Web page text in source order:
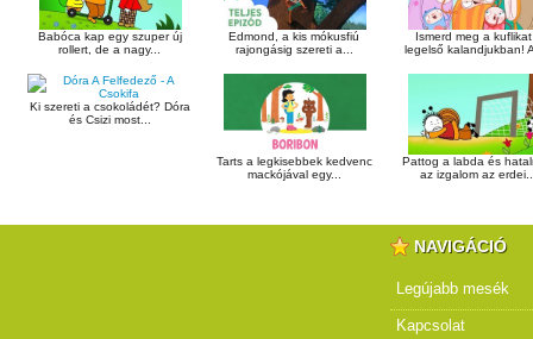
Babóca kap egy szuper új
rollert, de a nagy...
Edmond, a kis mókusfiú
rajongásig szereti a...
Ismerd meg a
legelső kalandjukban!
Ki szereti a csokoládét? Dóra
és Csizi most...
Tarts a legkisebbek kedvenc
mackójával egy...
Pattog a labda és
az izgalom az
NAVIGÁCIÓ
Legújabb mesék
Kapcsolat